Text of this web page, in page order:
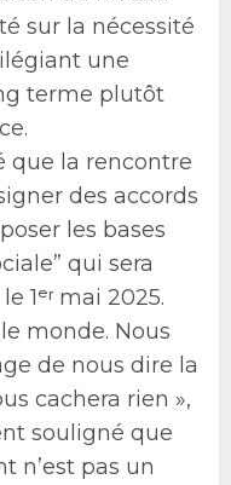
sur la nécessité
une
terme plutôt
que la rencontre
des accords
les bases
qui sera
1ᵉʳ mai 2025.
monde. Nous
de nous dire la
cachera rien »,
souligné que
n’est pas un